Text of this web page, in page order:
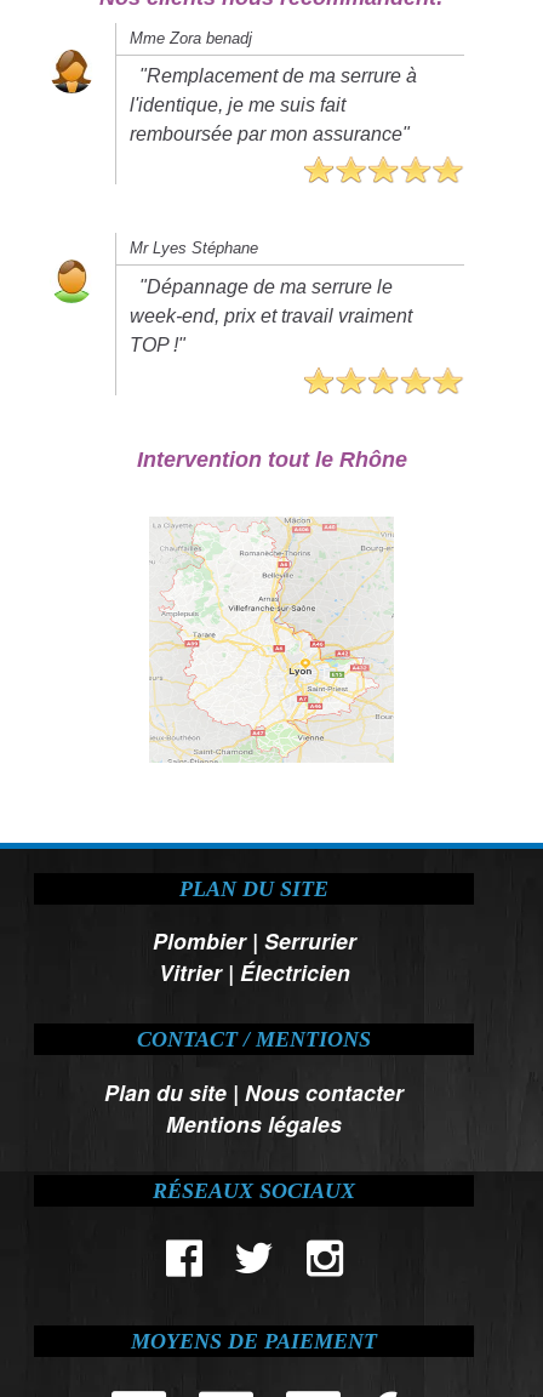
Mme Zora benadj
"Remplacement de ma serrure à
l'identique, je me suis fait
remboursée par mon assurance"
Mr Lyes Stéphane
"Dépannage de ma serrure le
week-end, prix et travail vraiment
TOP !"
Intervention tout le Rhône
PLAN DU SITE
Plombier| Serrurier
Vitrier| Électricien
CONTACT / MENTIONS
Plan du site |Nous contacter
Mentions légales
RÉSEAUX SOCIAUX
MOYENS DE PAIEMENT